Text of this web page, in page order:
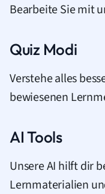
Bearbeite Sie mit
Quiz Modi
Verstehe alles
bewiesenen
AI Tools
Unsere AI hilft dir
Lernmaterialien